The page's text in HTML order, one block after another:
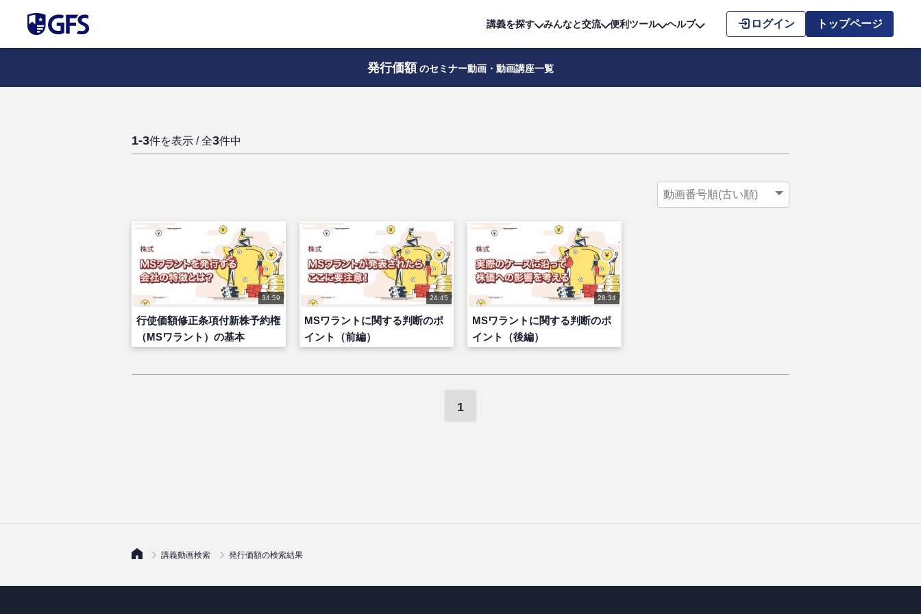
講義を探す みんなと交流 便利ツール ヘルプ ログイン トップページ
発行価額 のセミナー動画・動画講座一覧
1-3件を表示 / 全3件中
34:59
行使価額修正条項付新株予約権
（MSワラント）の基本
24:45
MSワラントに関する判断のポ
イント（前編）
28:34
MSワラントに関する判断のポ
イント（後編）
1
講義動画検索 発行価額の検索結果